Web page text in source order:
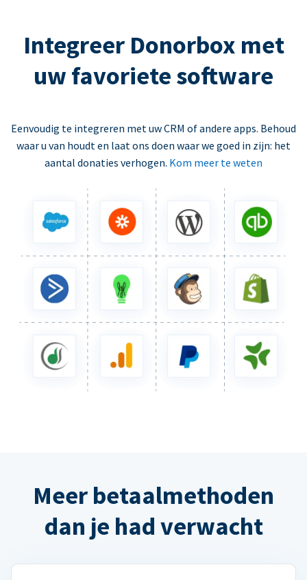
Integreer Donorbox met
uw favoriete software
Eenvoudig te integreren met uw CRM of andere apps. Behoud
waar u van houdt en laat ons doen waar we goed in zijn: het
aantal donaties verhogen. Kom meer te weten
Meer betaalmethoden
dan je had verwacht